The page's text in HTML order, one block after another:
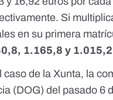
Si
en su primera
1.165,8 y
caso de la Xunta, la
(DOG) del pasado 6